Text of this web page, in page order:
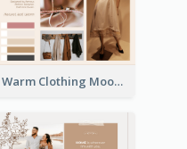
Warm Clothing Mood Board